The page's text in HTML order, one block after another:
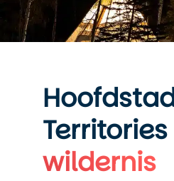
Territories
wildernis